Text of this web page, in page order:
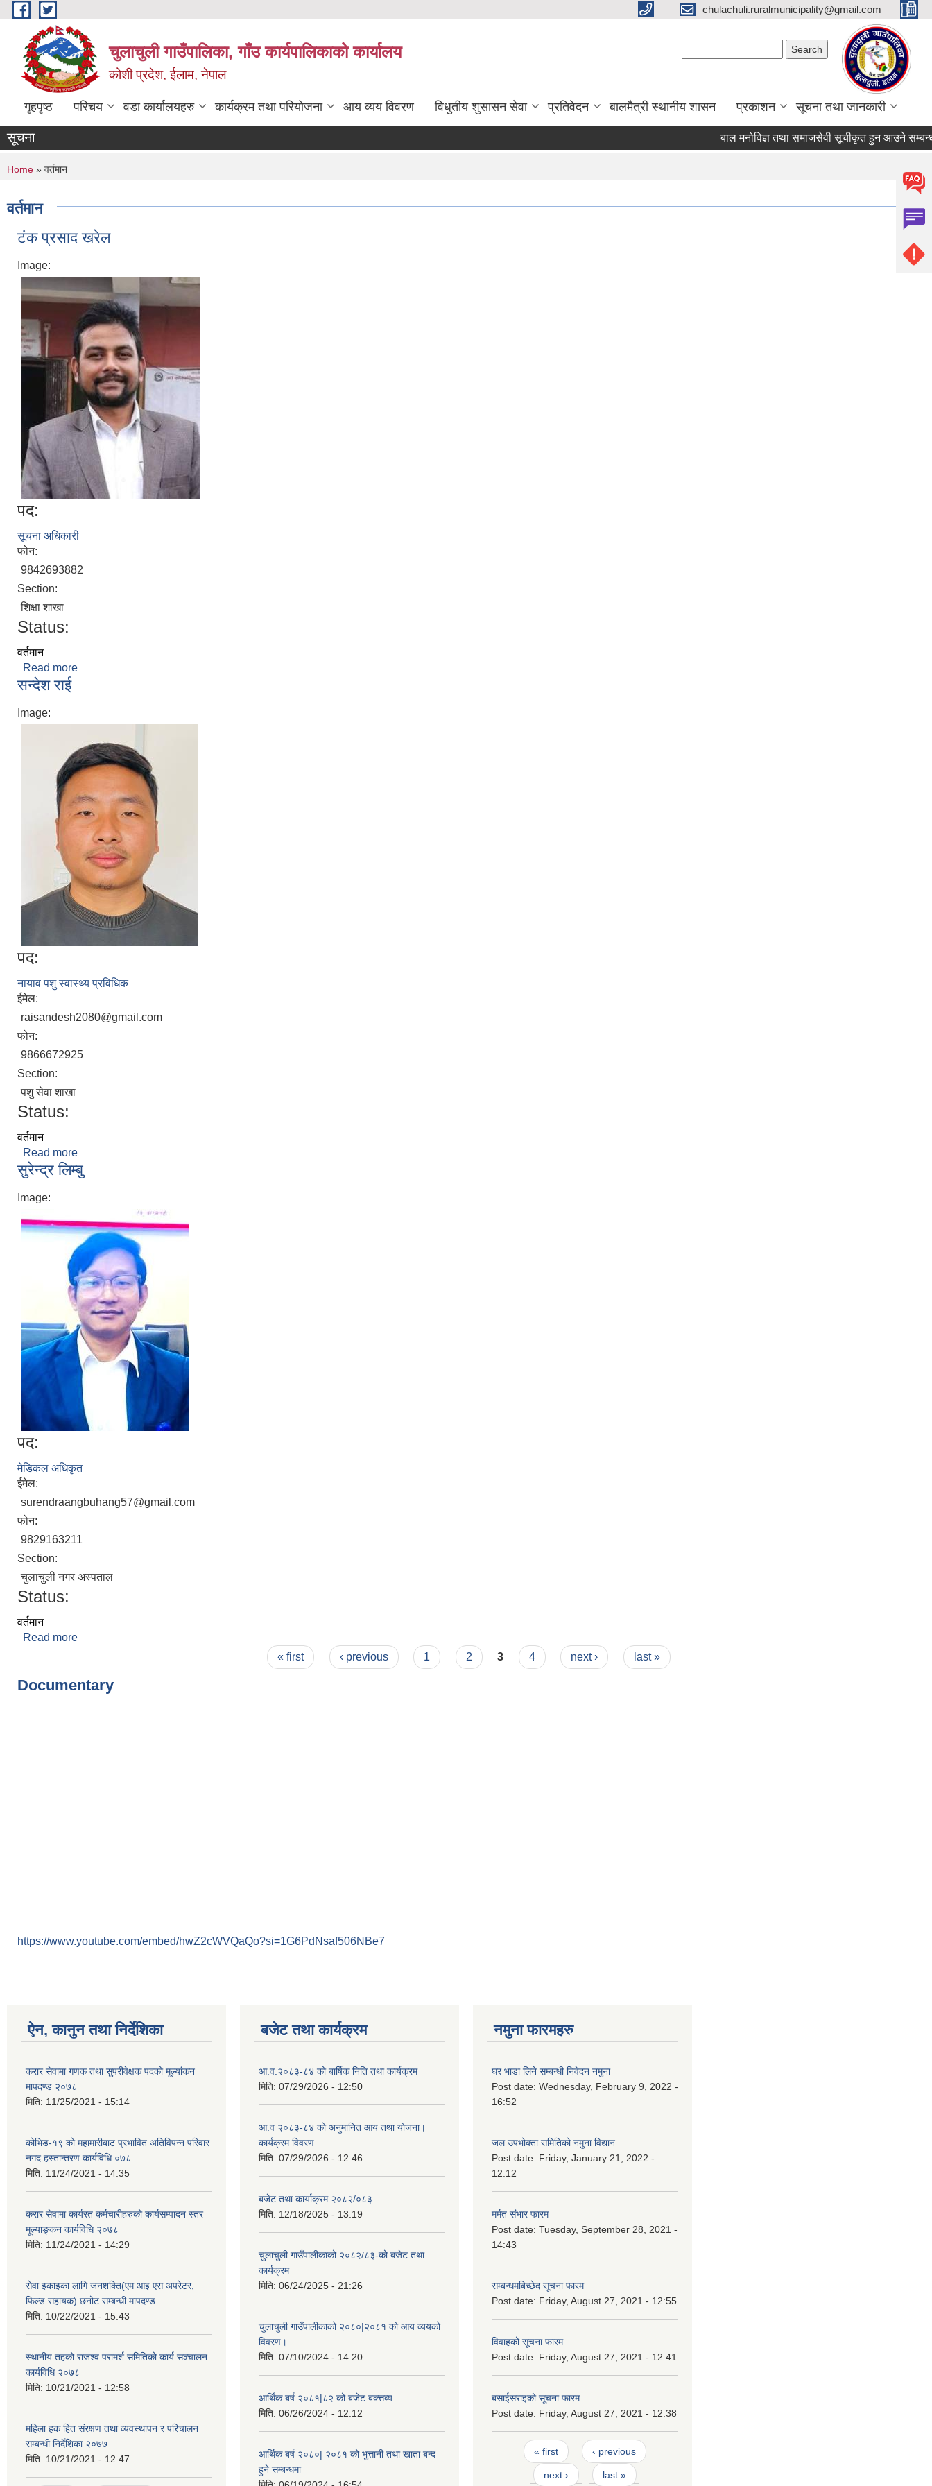
Skip to main content chulachuli.ruralmunicipality@gmail.com
चुलाचुली गाउँपालिका, गाँउ कार्यपालिकाको कार्यालय
कोशी प्रदेश, ईलाम, नेपाल
गृहपृष्ठ परिचय वडा कार्यालयहरु कार्यक्रम तथा परियोजना आय व्यय विवरण विधुतीय शुसासन सेवा प्रतिवेदन बालमैत्री स्थानीय शासन प्रकाशन सूचना तथा जानकारी
सूचना बाल मनोविज्ञ तथा समाजसेवी सूचीकृत हुन आउने सम्बन्धी २१
You are here
Home » वर्तमान
वर्तमान
टंक प्रसाद खरेल
Image:
पद:
सूचना अधिकारी
फोन:
9842693882
Section:
शिक्षा शाखा
Status:
वर्तमान
Read more
सन्देश राई
Image:
पद:
नायाव पशु स्वास्थ्य प्रविधिक
ईमेल:
raisandesh2080@gmail.com
फोन:
9866672925
Section:
पशु सेवा शाखा
Status:
वर्तमान
Read more
सुरेन्द्र लिम्बु
Image:
पद:
मेडिकल अधिकृत
ईमेल:
surendraangbuhang57@gmail.com
फोन:
9829163211
Section:
चुलाचुली नगर अस्पताल
Status:
वर्तमान
Read more
« first ‹ previous 1 2 3 4 next › last »
Documentary
https://www.youtube.com/embed/hwZ2cWVQaQo?si=1G6PdNsaf506NBe7
ऐन, कानुन तथा निर्देशिका
करार सेवामा गणक तथा सुपरीवेक्षक पदको मूल्यांकन
मापदण्ड २०७८
मिति: 11/25/2021 - 15:14
कोभिड-१९ को महामारीबाट प्रभावित अतिविपन्न परिवार
नगद हस्तान्तरण कार्यविधि ०७८
मिति: 11/24/2021 - 14:35
करार सेवामा कार्यरत कर्मचारीहरुको कार्यसम्पादन स्तर
मूल्याङ्कन कार्यविधि २०७८
मिति: 11/24/2021 - 14:29
सेवा इकाइका लागि जनशक्ति(एम आइ एस अपरेटर,
फिल्ड सहायक) छनोट सम्बन्धी मापदण्ड
मिति: 10/22/2021 - 15:43
स्थानीय तहको राजश्व परामर्श समितिको कार्य सञ्चालन
कार्यविधि २०७८
मिति: 10/21/2021 - 12:58
महिला हक हित संरक्षण तथा व्यवस्थापन र परिचालन
सम्बन्धी निर्देशिका २०७७
मिति: 10/21/2021 - 12:47
बजेट तथा कार्यक्रम
आ.व.२०८३-८४ को बार्षिक निति तथा कार्यक्रम
मिति: 07/29/2026 - 12:50
आ.व २०८३-८४ को अनुमानित आय तथा योजना।
कार्यक्रम विवरण
मिति: 07/29/2026 - 12:46
बजेट तथा कार्याक्रम २०८२/०८३
मिति: 12/18/2025 - 13:19
चुलाचुली गाउँपालीकाको २०८२/८३-को बजेट तथा
कार्यक्रम
मिति: 06/24/2025 - 21:26
चुलाचुली गाउँपालीकाको २०८०|२०८१ को आय व्ययको
विवरण।
मिति: 07/10/2024 - 14:20
आर्थिक बर्ष २०८१|८२ को बजेट बक्त्तब्य
मिति: 06/26/2024 - 12:12
आर्थिक बर्ष २०८०| २०८१ को भुत्तानी तथा खाता बन्द
हुने सम्बन्धमा
नमुना फारमहरु
घर भाडा लिने सम्बन्धी निवेदन नमुना
Post date: Wednesday, February 9, 2022 -
16:52
जल उपभोक्ता समितिको नमुना विद्यान
Post date: Friday, January 21, 2022 -
12:12
मर्मत संभार फारम
Post date: Tuesday, September 28, 2021 -
14:43
सम्बन्धमबिच्छेद सूचना फारम
Post date: Friday, August 27, 2021 - 12:55
विवाहको सूचना फारम
Post date: Friday, August 27, 2021 - 12:41
बसाईसराइको सूचना फारम
Post date: Friday, August 27, 2021 - 12:38
Pages« first ‹ previous
next › last »